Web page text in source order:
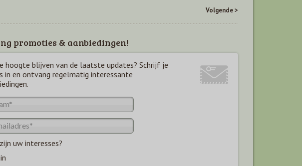
Volgende >
promoties & aanbiedingen!
hoogte blijven van de laatste updates? Schrijf je
in en ontvang regelmatig interessante
uw interesses?